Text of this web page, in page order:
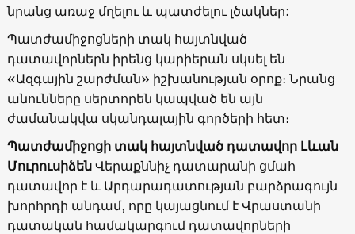
նրանց առաջ մղելու և պատժելու լծակներ:
Պատժամիջոցների տակ հայտնված
դատավորներն իրենց կարիերան սկսել են
«Ազգային շարժման» իշխանության օրոք։ Նրանց
անունները սերտորեն կապված են այն
ժամանակվա սկանդալային գործերի հետ։
Պատժամիջոցի տակ հայտնված դատավոր Լևան
Մուրուսիձեն Վերաքննիչ դատարանի ցմահ
դատավոր է և Արդարադատության բարձրագույն
խորհրդի անդամ, որը կայացնում է Վրաստանի
դատական ​​համակարգում դատավորների